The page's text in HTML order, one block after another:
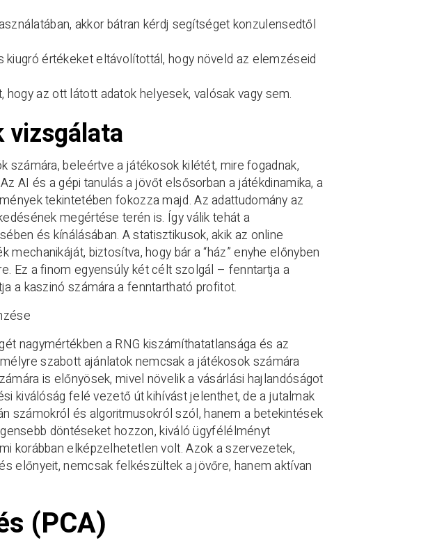
akkor bátran kérdj segítséget konzulensedtől
kiugró értékeket eltávolítottál, hogy növeld az elemzéseid
az ott látott adatok helyesek, valósak vagy sem.
vizsgálata
beleértve a játékosok kilétét, mire fogadnak,
AI és a gépi tanulás a jövőt elsősorban a játékdinamika, a
tekintetében fokozza majd. Az adattudomány az
megértése terén is. Így válik tehát a
és kínálásában. A statisztikusok, akik az online
biztosítva, hogy bár a “ház” enyhe előnyben
Ez a finom egyensúly két célt szolgál – fenntartja a
a kaszinó számára a fenntartható profitot.
nagymértékben a RNG kiszámíthatatlansága és az
szabott ajánlatok nemcsak a játékosok számára
is előnyösek, mivel növelik a vásárlási hajlandóságot
kiválóság felé vezető út kihívást jelenthet, de a jutalmak
számokról és algoritmusokról szól, hanem a betekintések
döntéseket hozzon, kiváló ügyfélélményt
korábban elképzelhetetlen volt. Azok a szervezetek,
előnyeit, nemcsak felkészültek a jövőre, hanem aktívan
(PCA)